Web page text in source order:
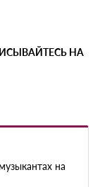
НА
на